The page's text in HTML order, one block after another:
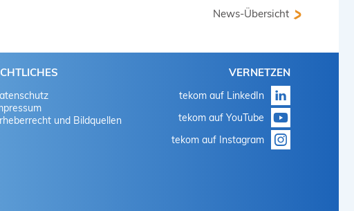
als freiberuflicher Berater und ist heute Inhaber undNews-Übersicht
und Bildquellen
VERNETZEN
tekom auf LinkedIn
tekom auf YouTube
tekom auf Instagram